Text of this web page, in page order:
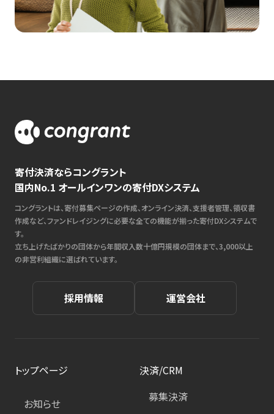
寄付決済ならコングラント
国内No.1 オールインワンの寄付DXシステム
コングラントは、寄付募集ページの作成、オンライン決済、支援者管理、領収書
作成など、ファンドレイジングに必要な全ての機能が揃った寄付DXシステムで
す。
立ち上げたばかりの団体から年間収入数十億円規模の団体まで、3,000以上
の非営利組織に選ばれています。
採用情報 運営会社
トップページ
お知らせ
決済/CRM
募集決済